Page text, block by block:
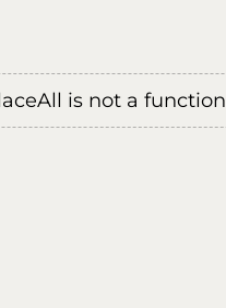
is not a function